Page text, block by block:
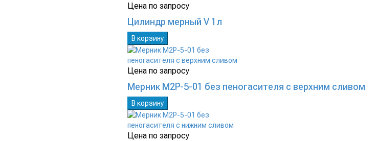
Цена по запросу
Цилиндр мерный V 1л
В корзину
Цена по запросу
Мерник М2Р-5-01 без пеногасителя с верхним сливом
В корзину
Цена по запросу